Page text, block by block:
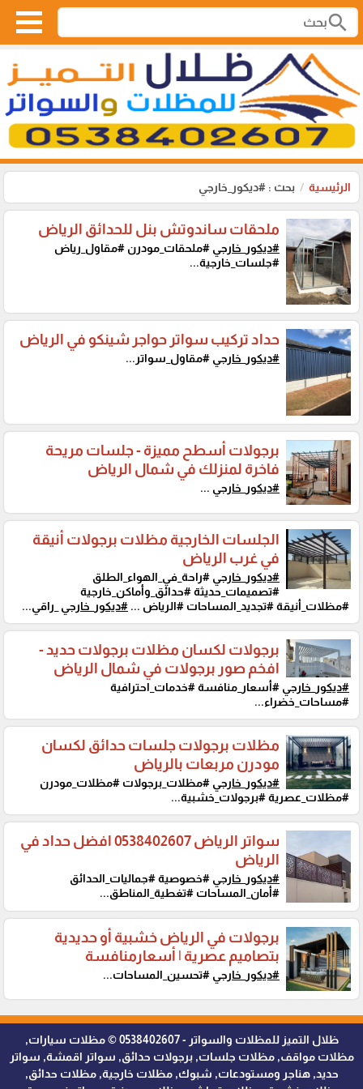
search
الرئيسية بحث : #ديكور_خارجي
ملحقات ساندوتش بنل للحدائق الرياض
#ديكور_خارجي #ملحقات_مودرن #مقاول_رياض
#جلسات_خارجية...
حداد تركيب سواتر حواجر شينكو في الرياض
#ديكور_خارجي #مقاول_سواتر...
برجولات أسطح مميزة - جلسات مريحة
فاخرة لمنزلك في شمال الرياض
#ديكور_خارجي ...
الجلسات الخارجية مظلات برجولات أنيقة
في غرب الرياض
#ديكور_خارجي #راحة_في_الهواء_الطلق
#تصميمات_حديثة #حدائق_وأماكن_خارجية
#مظلات_أنيقة #تجديد_المساحات #الرياض ... #ديكور_خارجي _راقي...
برجولات لكسان مظلات برجولات حديد -
افخم صور برجولات في شمال الرياض
#ديكور_خارجي #أسعار_منافسة #خدمات_احترافية
#مساحات_خضراء...
مظلات برجولات جلسات حدائق لكسان
مودرن مربعات بالرياض
#ديكور_خارجي #مظلات_برجولات #مظلات_مودرن
#مظلات_عصرية #برجولات_خشبية...
سواتر الرياض 0538402607 افضل حداد في
الرياض
#ديكور_خارجي #خصوصية #جماليات_الحدائق
#أمان_المساحات #تغطية_المناطق...
برجولات في الرياض خشبية أو حديدية
بتصاميم عصرية | أسعارمنافسة
#ديكور_خارجي #تحسين_المساحات...
ظلال التميز للمظلات والسواتر - 0538402607 © مظلات سيارات,
مظلات مواقف, مظلات جلسات, برجولات حدائق, سواتر اقمشة, سواتر
حديد, هناجر ومستودعات, شبوك, مظلات خارجية, مظلات حدائق,